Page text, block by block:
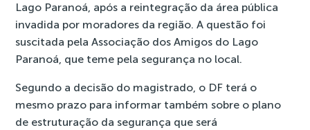
Lago Paranoá, após a reintegração da área pública
invadida por moradores da região. A questão foi
suscitada pela Associação dos Amigos do Lago
Paranoá, que teme pela segurança no local.
Segundo a decisão do magistrado, o DF terá o
mesmo prazo para informar também sobre o plano
de estruturação da segurança que será